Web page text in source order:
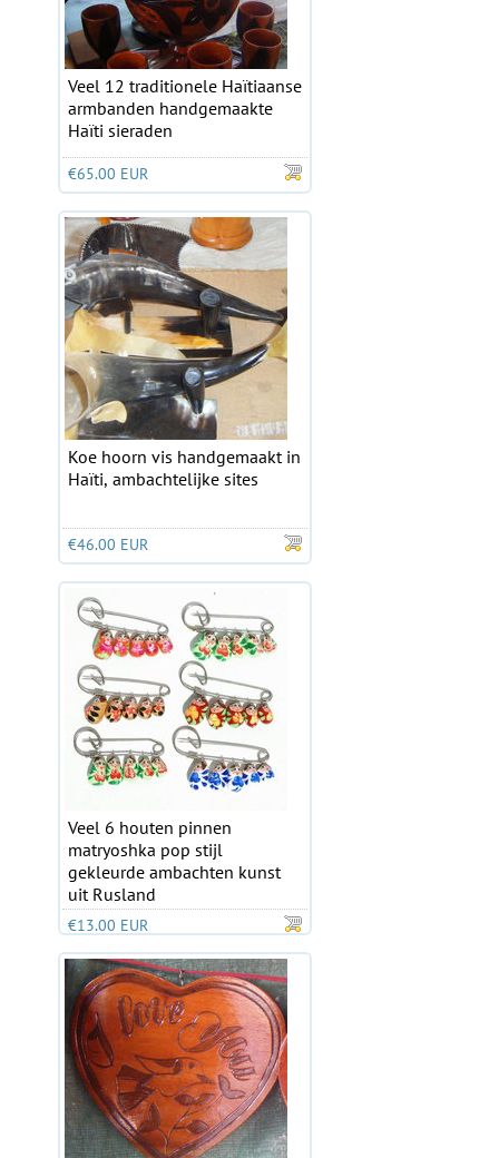
Veel 12 traditionele Haïtiaanse
armbanden handgemaakte
Haïti sieraden
€65.00 EUR
Koe hoorn vis handgemaakt in
Haïti, ambachtelijke sites
€46.00 EUR
Veel 6 houten pinnen
matryoshka pop stijl
gekleurde ambachten kunst
uit Rusland
€13.00 EUR